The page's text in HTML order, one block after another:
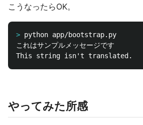
こうなったらOK。
>
これはサンプルメッセージです
やってみた所感